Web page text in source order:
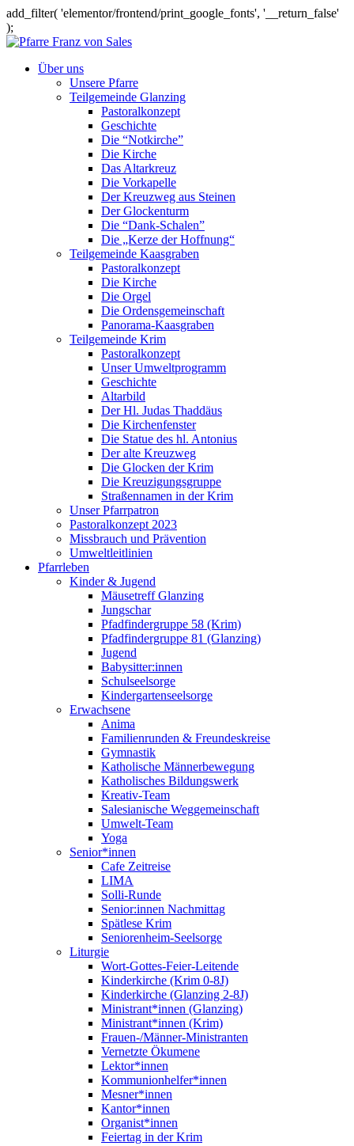
add_filter( 'elementor/frontend/print_google_fonts', '__return_false'
);
Über uns
Unsere Pfarre
Teilgemeinde Glanzing
Pastoralkonzept
Geschichte
Die “Notkirche”
Die Kirche
Das Altarkreuz
Die Vorkapelle
Der Kreuzweg aus Steinen
Der Glockenturm
Die “Dank-Schalen”
Die „Kerze der Hoffnung“
Teilgemeinde Kaasgraben
Pastoralkonzept
Die Kirche
Die Orgel
Die Ordensgemeinschaft
Panorama-Kaasgraben
Teilgemeinde Krim
Pastoralkonzept
Unser Umweltprogramm
Geschichte
Altarbild
Der Hl. Judas Thaddäus
Die Kirchenfenster
Die Statue des hl. Antonius
Der alte Kreuzweg
Die Glocken der Krim
Die Kreuzigungsgruppe
Straßennamen in der Krim
Unser Pfarrpatron
Pastoralkonzept 2023
Missbrauch und Prävention
Umweltleitlinien
Pfarrleben
Kinder & Jugend
Mäusetreff Glanzing
Jungschar
Pfadfindergruppe 58 (Krim)
Pfadfindergruppe 81 (Glanzing)
Jugend
Babysitter:innen
Schulseelsorge
Kindergartenseelsorge
Erwachsene
Anima
Familienrunden & Freundeskreise
Gymnastik
Katholische Männerbewegung
Katholisches Bildungswerk
Kreativ-Team
Salesianische Weggemeinschaft
Umwelt-Team
Yoga
Senior*innen
Cafe Zeitreise
LIMA
Solli-Runde
Senior:innen Nachmittag
Spätlese Krim
Seniorenheim-Seelsorge
Liturgie
Wort-Gottes-Feier-Leitende
Kinderkirche (Krim 0-8J)
Kinderkirche (Glanzing 2-8J)
Ministrant*innen (Glanzing)
Ministrant*innen (Krim)
Frauen-/Männer-Ministranten
Vernetzte Ökumene
Lektor*innen
Kommunionhelfer*innen
Mesner*innen
Kantor*innen
Organist*innen
Feiertag in der Krim